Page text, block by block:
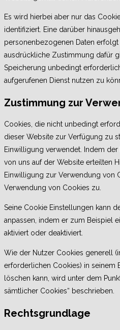
Es wird hierbei aber nur das
identifiziert. Eine darüber
personenbezogenen Daten
ausdrückliche Zustimmung dafür
Speicherung unbedingt
aufgerufenen Dienst nutzen zu
Zustimmung zur
Cookies, die nicht unbedingt
dieser Website zur Verfügung zu
Einwilligung verwendet. Indem
von uns auf der Website erteilten
Einwilligung zur Verwendung von
Verwendung von Cookies zu.
Seine Cookie Einstellungen kann
anpassen, indem er zum Beispiel
aktiviert oder deaktiviert.
Wie der Nutzer Cookies generell
erforderlichen Cookies) in seinem
löschen kann, wird unter dem
sämtlicher Cookies“ beschrieben.
Rechtsgrundlage